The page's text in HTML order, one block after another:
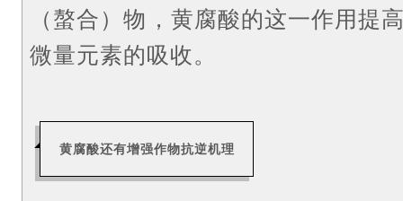
（螯合）物，黄腐酸的这一作用提
微量元素的吸收。
黄腐酸还有增强作物抗逆机理